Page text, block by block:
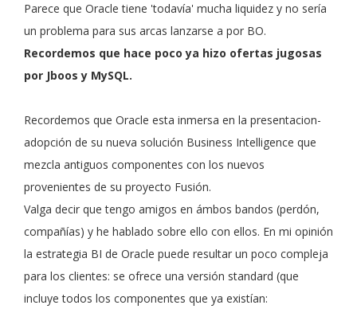
Parece que Oracle tiene 'todavía' mucha liquidez y no sería
un problema para sus arcas lanzarse a por BO.
Recordemos que hace poco ya hizo ofertas jugosas
por Jboos y MySQL.
Recordemos que Oracle esta inmersa en la presentacion-
adopción de su nueva solución Business Intelligence que
mezcla antiguos componentes con los nuevos
provenientes de su proyecto Fusión.
Valga decir que tengo amigos en ámbos bandos (perdón,
compañías) y he hablado sobre ello con ellos. En mi opinión
la estrategia BI de Oracle puede resultar un poco compleja
para los clientes: se ofrece una versión standard (que
incluye todos los componentes que ya existían: